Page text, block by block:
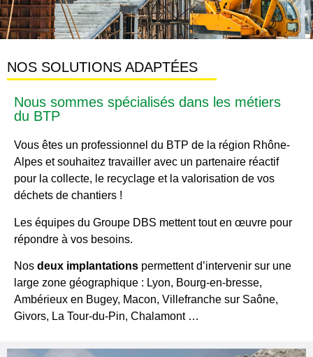
NOS SOLUTIONS ADAPTÉES
Nous sommes spécialisés dans les métiers
du BTP
Vous êtes un professionnel du BTP de la région Rhône-
Alpes et souhaitez travailler avec un partenaire réactif
pour la collecte, le recyclage et la valorisation de vos
déchets de chantiers !
Les équipes du Groupe DBS mettent tout en œuvre pour
répondre à vos besoins.
Nos deux implantations permettent d’intervenir sur une
large zone géographique : Lyon, Bourg-en-bresse,
Ambérieux en Bugey, Macon, Villefranche sur Saône,
Givors, La Tour-du-Pin, Chalamont …